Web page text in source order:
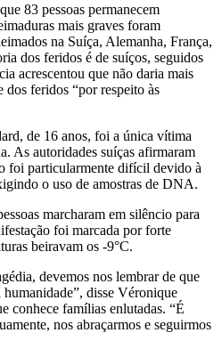
83 pessoas permanecem
mais graves foram
na Suíça, Alemanha, França,
dos feridos é de suíços, seguidos
acrescentou que não daria mais
dos feridos “por respeito às
de 16 anos, foi a única vítima
As autoridades suíças afirmaram
foi particularmente difícil devido à
o uso de amostras de DNA.
marcharam em silêncio para
foi marcada por forte
beiravam os -9°C.
devemos nos lembrar de que
disse Véronique
conhece famílias enlutadas. “É
nos abraçarmos e seguirmos